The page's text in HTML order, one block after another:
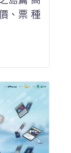
、票 種